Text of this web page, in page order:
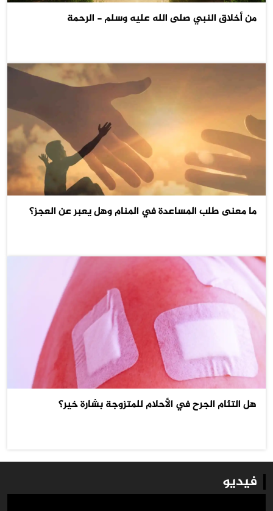
من أخلاق النبي صلى الله عليه وسلم - الرحمة
ما معنى طلب المساعدة في المنام وهل يعبر عن العجز؟
هل التئام الجرح في الأحلام للمتزوجة بشارة خير؟
فيديو